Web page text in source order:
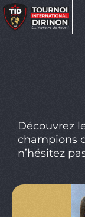
Découvrez
champions
n’hésitez